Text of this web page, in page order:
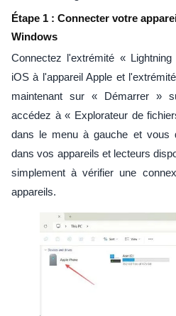
Étape 1 : Connecter votre
Windows
Connectez l'extrémité «
iOS à l'appareil Apple et
maintenant sur « Démarrer »
accédez à « Explorateur de
dans le menu à gauche et vous
dans vos appareils et lecteurs
simplement à vérifier une
appareils.